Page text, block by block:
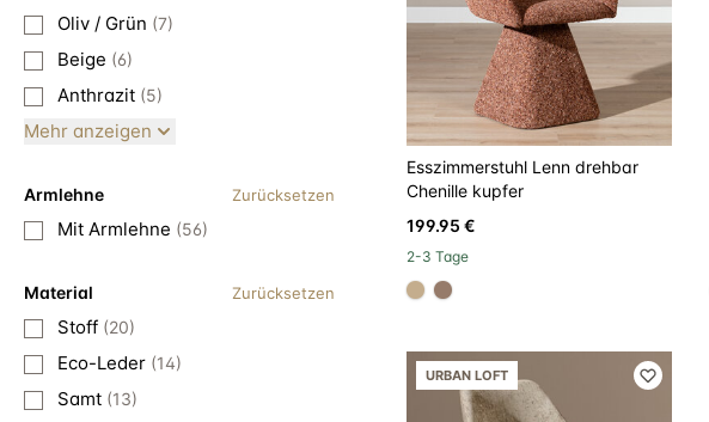
Oliv / Grün (7)
Beige (6)
Anthrazit (5)
Mehr anzeigen
Armlehne Zurücksetzen
Mit Armlehne (56)
Material Zurücksetzen
Stoff (20)
Eco-Leder (14)
Samt (13)
Esszimmerstuhl Lenn drehbar
Chenille kupfer
199.95 €
2-3 Tage
#c4ad8d
#967b6a
URBAN LOFT